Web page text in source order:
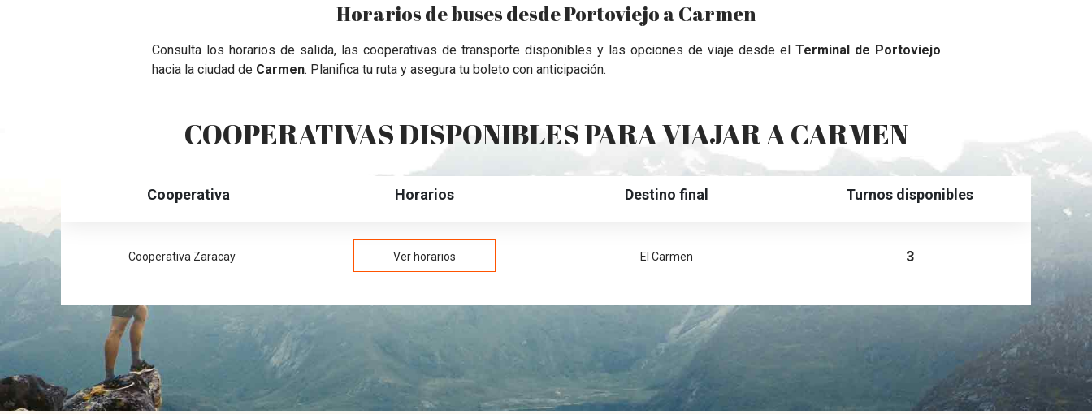
Horarios de buses desde Portoviejo a Carmen
Consulta los horarios de salida, las cooperativas de transporte disponibles y las opciones de viaje desde el Terminal de Portoviejo
hacia la ciudad de Carmen. Planifica tu ruta y asegura tu boleto con anticipación.
COOPERATIVAS DISPONIBLES PARA VIAJAR A CARMEN
Cooperativa Horarios Destino final Turnos disponibles
Cooperativa Zaracay Ver horarios El Carmen 3